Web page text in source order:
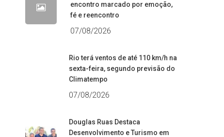
encontro marcado por emoção,
fé e reencontro
07/08/2026
Rio terá ventos de até 110 km/h na
sexta-feira, segundo previsão do
Climatempo
07/08/2026
Douglas Ruas Destaca
Desenvolvimento e Turismo em